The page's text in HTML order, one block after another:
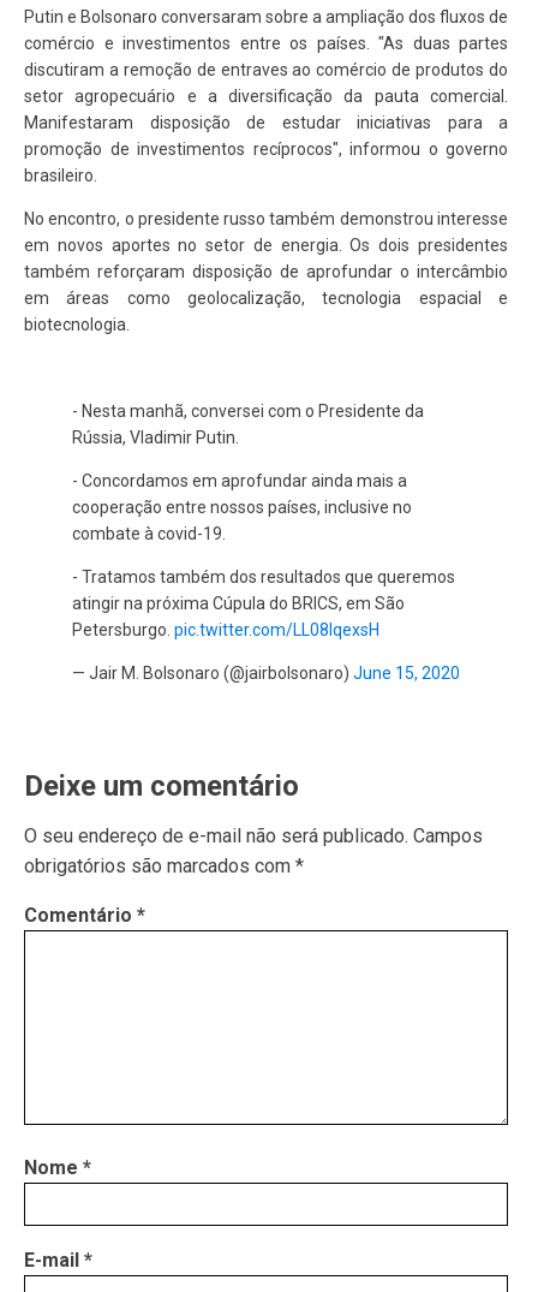
Putin e Bolsonaro conversaram sobre a ampliação dos fluxos de
comércio e investimentos entre os países. "As duas partes
discutiram a remoção de entraves ao comércio de produtos do
setor agropecuário e a diversificação da pauta comercial.
Manifestaram disposição de estudar iniciativas para a
promoção de investimentos recíprocos", informou o governo
brasileiro.
No encontro, o presidente russo também demonstrou interesse
em novos aportes no setor de energia. Os dois presidentes
também reforçaram disposição de aprofundar o intercâmbio
em áreas como geolocalização, tecnologia espacial e
biotecnologia.
- Nesta manhã, conversei com o Presidente da
Rússia, Vladimir Putin.
- Concordamos em aprofundar ainda mais a
cooperação entre nossos países, inclusive no
combate à covid-19.
- Tratamos também dos resultados que queremos
atingir na próxima Cúpula do BRICS, em São
Petersburgo. pic.twitter.com/LL08lqexsH
— Jair M. Bolsonaro (@jairbolsonaro) June 15, 2020
Deixe um comentário
O seu endereço de e-mail não será publicado. Campos
obrigatórios são marcados com *
Comentário *
Nome *
E-mail *